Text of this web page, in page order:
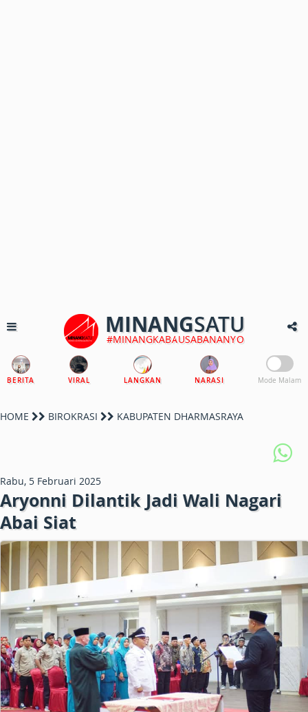
MINANGSATU
#MINANGKABAUSABANANYO
BERITA VIRAL LANGKAN NARASI Mode Malam
HOME BIROKRASI KABUPATEN DHARMASRAYA
Rabu, 5 Februari 2025
Aryonni Dilantik Jadi Wali Nagari
Abai Siat